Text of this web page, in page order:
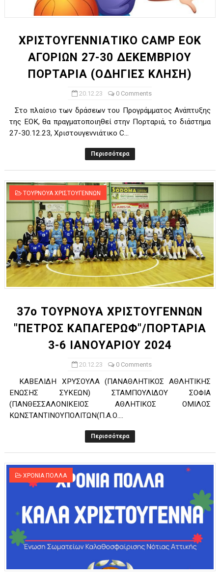
ΧΡΟΝΙΑ ΠΟΛΛΑ ΣΤΟ ΕΛΛΗΝΙΚΟ ΜΠΑΣΚΕΤ : 39Η ΕΠΕΤΕΙΟΣ ΑΠΟ
Ο δρόμος για τον 29ο τελικό κυπέλλου ανδρών ΕΣΚΑΝΑ
U21: Τεράστια πρόκριση για τον Πανελευσινιακό στον
Γ΄ανδρών play offs : "Σκληρό" καρύδι η Φιλία Περάματος
ΧΡΙΣΤΟΥΓΕΝΝΙΑΤΙΚΟ CAMP ΕΟΚ
ΑΓΟΡΙΩΝ 27-30 ΔΕΚΕΜΒΡΙΟΥ
ΠΟΡΤΑΡΙΑ (ΟΔΗΓΙΕΣ ΚΛΗΣΗ)
20.12.23 0 Comments
Στο πλαίσιο των δράσεων του Προγράμματος Ανάπτυξης
της ΕΟΚ, θα πραγματοποιηθεί στην Πορταριά, το διάστημα
27-30.12.23, Χριστουγεννιάτικο C...
Περισσότερα
ΤΟΥΡΝΟΥΑ ΧΡΙΣΤΟΥΓΕΝΝΩΝ
37ο ΤΟΥΡΝΟΥΑ ΧΡΙΣΤΟΥΓΕΝΝΩΝ
"ΠΕΤΡΟΣ ΚΑΠΑΓΕΡΩΦ"/ΠΟΡΤΑΡΙΑ
3-6 ΙΑΝΟΥΑΡΙΟΥ 2024
20.12.23 0 Comments
ΚΑΒΕΛΙΔΗ ΧΡΥΣΟΥΛΑ (ΠΑΝΑΘΛΗΤΙΚΟΣ ΑΘΛΗΤΙΚΗΣ
ΕΝΩΣΗΣ ΣΥΚΕΩΝ) ΣΤΑΜΠΟΥΛΙΔΟΥ ΣΟΦΙΑ
(ΠΑΝΘΕΣΣΑΛΟΝΙΚΕΙΟΣ ΑΘΛΗΤΙΚΟΣ ΟΜΙΛΟΣ
ΚΩΝΣΤΑΝΤΙΝΟΥΠΟΛΙΤΩΝ(Π.Α.Ο....
Περισσότερα
ΧΡΟΝΙΑ ΠΟΛΛΑ